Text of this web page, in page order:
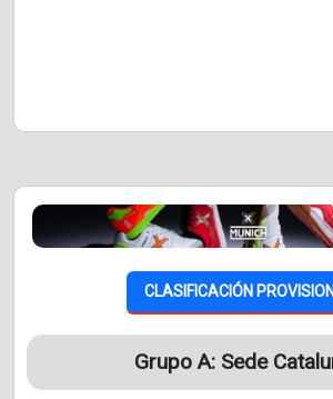
CLASIFICACIÓN
Grupo A: Sede